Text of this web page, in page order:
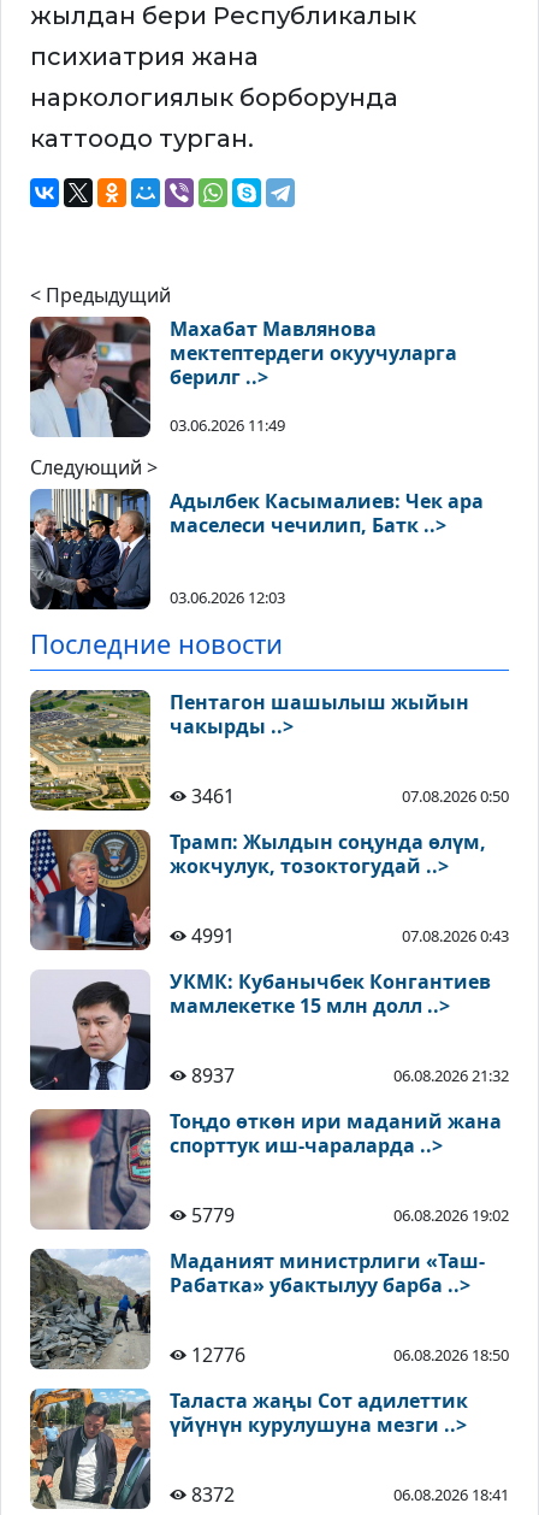
жылдан бери Республикалык
психиатрия жана
наркологиялык борборунда
каттоодо турган.
< Предыдущий
Махабат Мавлянова
мектептердеги окуучуларга
берилг ..>
03.06.2026 11:49
Следующий >
Адылбек Касымалиев: Чек ара
маселеси чечилип, Батк ..>
03.06.2026 12:03
Последние новости
Пентагон шашылыш жыйын
чакырды ..>
3461 07.08.2026 0:50
Трамп: Жылдын соңунда өлүм,
жокчулук, тозоктогудай ..>
4991 07.08.2026 0:43
УКМК: Кубанычбек Конгантиев
мамлекетке 15 млн долл ..>
8937 06.08.2026 21:32
Тоңдо өткөн ири маданий жана
спорттук иш-чараларда ..>
5779 06.08.2026 19:02
Маданият министрлиги «Таш-
Рабатка» убактылуу барба ..>
12776 06.08.2026 18:50
Таласта жаңы Сот адилеттик
үйүнүн курулушуна мезги ..>
8372 06.08.2026 18:41